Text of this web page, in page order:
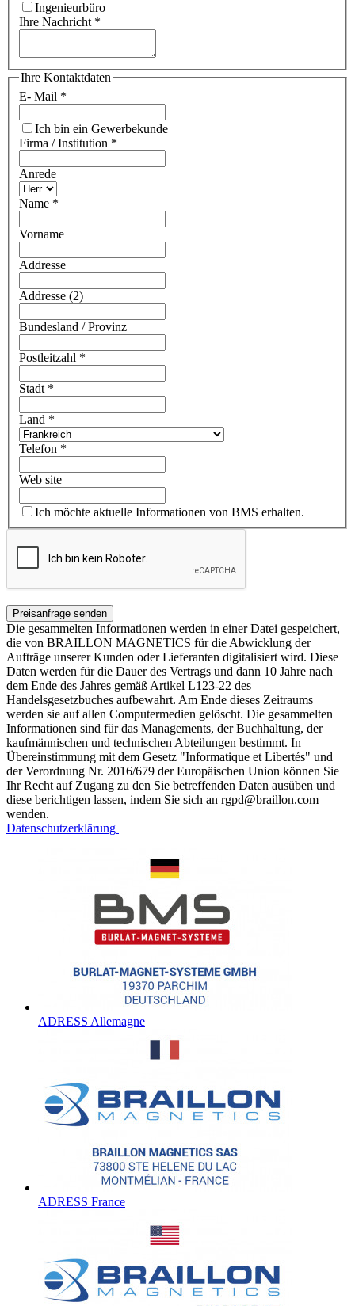
Ingenieurbüro
Ihre Nachricht *
Ihre Kontaktdaten
E- Mail *
Ich bin ein Gewerbekunde
Firma / Institution *
Anrede
Name *
Vorname
Addresse
Addresse (2)
Bundesland / Provinz
Postleitzahl *
Stadt *
Land *
Telefon *
Web site
Ich möchte aktuelle Informationen von BMS erhalten.
Die gesammelten Informationen werden in einer Datei gespeichert,
die von BRAILLON MAGNETICS für die Abwicklung der
Aufträge unserer Kunden oder Lieferanten digitalisiert wird. Diese
Daten werden für die Dauer des Vertrags und dann 10 Jahre nach
dem Ende des Jahres gemäß Artikel L123-22 des
Handelsgesetzbuches aufbewahrt. Am Ende dieses Zeitraums
werden sie auf allen Computermedien gelöscht. Die gesammelten
Informationen sind für das Managements, der Buchhaltung, der
kaufmännischen und technischen Abteilungen bestimmt. In
Übereinstimmung mit dem Gesetz "Informatique et Libertés" und
der Verordnung Nr. 2016/679 der Europäischen Union können Sie
Ihr Recht auf Zugang zu den Sie betreffenden Daten ausüben und
diese berichtigen lassen, indem Sie sich an rgpd@braillon.com
wenden.
Datenschutzerklärung
ADRESS Allemagne
ADRESS France